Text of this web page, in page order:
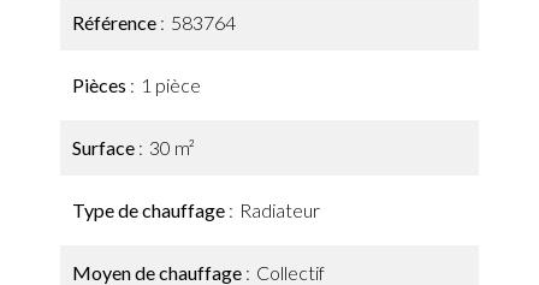
Référence 583764
Pièces 1 pièce
Surface 30 m²
Type de chauffage Radiateur
Moyen de chauffage Collectif